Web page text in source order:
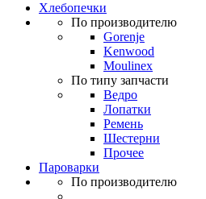
Хлебопечки
По производителю
Gorenje
Kenwood
Moulinex
По типу запчасти
Ведро
Лопатки
Ремень
Шестерни
Прочее
Пароварки
По производителю